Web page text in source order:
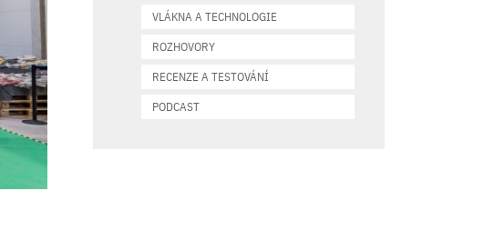
VLÁKNA A TECHNOLOGIE
ROZHOVORY
RECENZE A TESTOVÁNÍ
PODCAST